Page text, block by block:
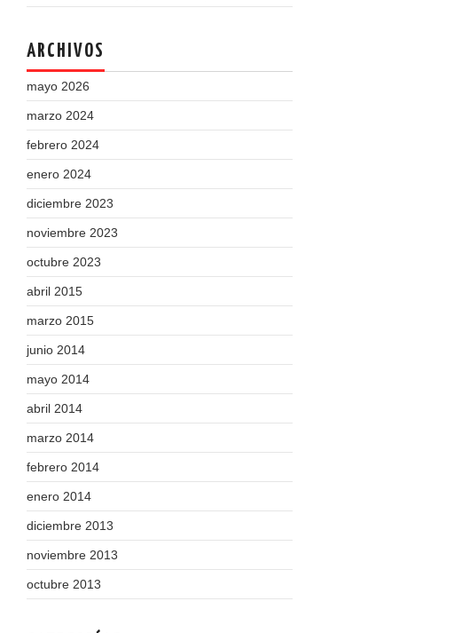
ARCHIVOS
mayo 2026
marzo 2024
febrero 2024
enero 2024
diciembre 2023
noviembre 2023
octubre 2023
abril 2015
marzo 2015
junio 2014
mayo 2014
abril 2014
marzo 2014
febrero 2014
enero 2014
diciembre 2013
noviembre 2013
octubre 2013